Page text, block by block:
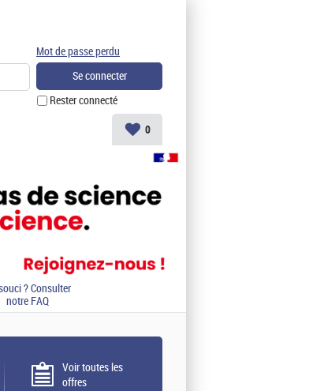
Rester connecté
Mot de passe perdu
0
? Consulter
notre FAQ
Voir toutes les
offres